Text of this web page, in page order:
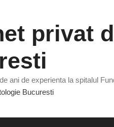
privat
ani de experienta la spitalul